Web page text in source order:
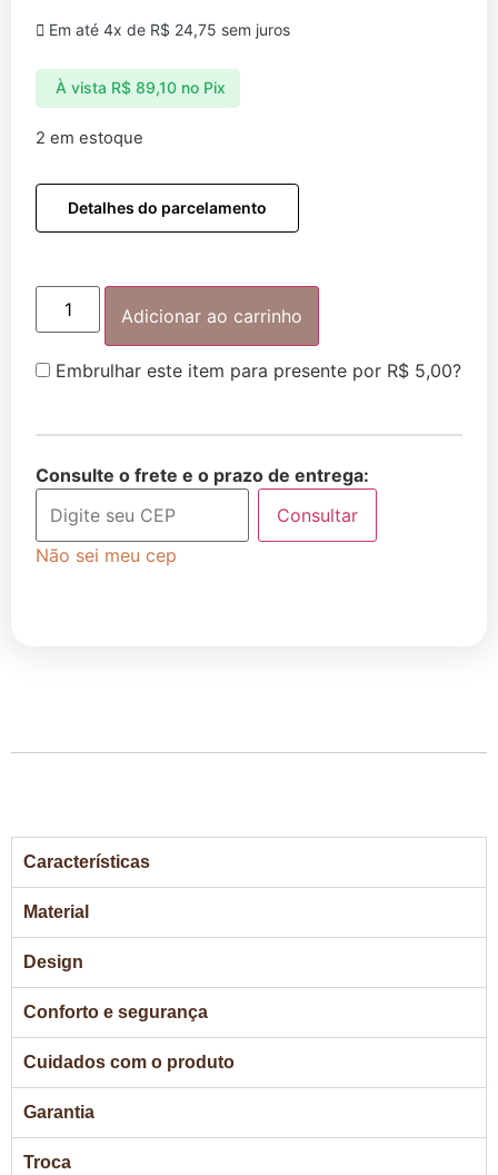
Em até 4x de R$ 24,75 sem juros
À vista R$89,10 no Pix
2 em estoque
Detalhes do parcelamento
Adicionar ao carrinho
Embrulhar este item para presente por R$ 5,00?
Consulte o frete e o prazo de entrega:
Consultar
Não sei meu cep
Características
Material
Design
Conforto e segurança
Cuidados com o produto
Garantia
Troca